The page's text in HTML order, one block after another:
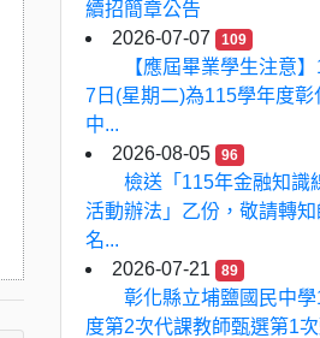
續招簡章公告
2026-07-07
109
【應屆畢業學生注意
7日(星期二)為115學年度彰
中...
2026-08-05
96
檢送「115年金融知識
活動辦法」乙份，敬請轉知
名...
2026-07-21
89
彰化縣立埔鹽國民中
度第2次代課教師甄選第1